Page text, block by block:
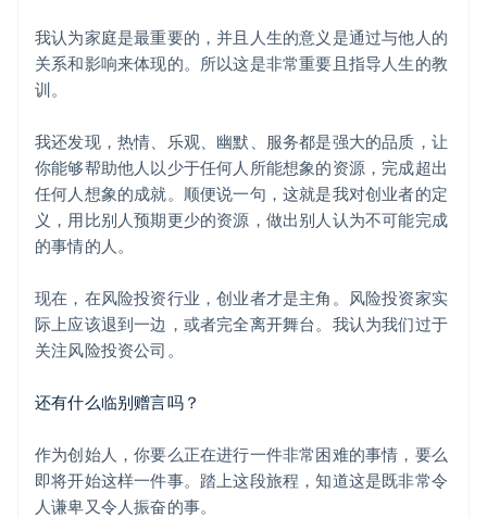
我认为家庭是最重要的，并且人生的意义是通过与他人的
关系和影响来体现的。所以这是非常重要且指导人生的教
训。
我还发现，热情、乐观、幽默、服务都是强大的品质，让
你能够帮助他人以少于任何人所能想象的资源，完成超出
任何人想象的成就。顺便说一句，这就是我对创业者的定
义，用比别人预期更少的资源，做出别人认为不可能完成
的事情的人。
现在，在风险投资行业，创业者才是主角。风险投资家实
际上应该退到一边，或者完全离开舞台。我认为我们过于
关注风险投资公司。
还有什么临别赠言吗？
作为创始人，你要么正在进行一件非常困难的事情，要么
即将开始这样一件事。踏上这段旅程，知道这是既非常令
人谦卑又令人振奋的事。
爱沙尼亚
English
English
巴西
Português English
保加利亚
English
比利时
波兰
English
丹麦
English
DeutschEnglish
Français English
芬兰
EnglishSvenska